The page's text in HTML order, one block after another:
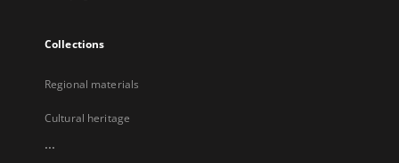
Collections
Regional materials
Cultural heritage
...